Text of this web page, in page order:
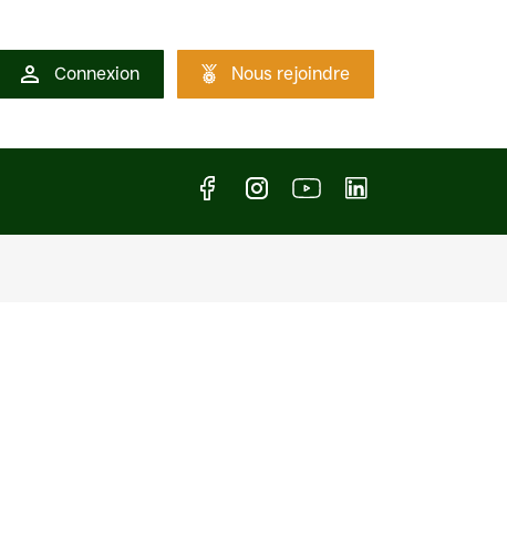
Connexion Nous rejoindre
FacebookInstagramYoutube